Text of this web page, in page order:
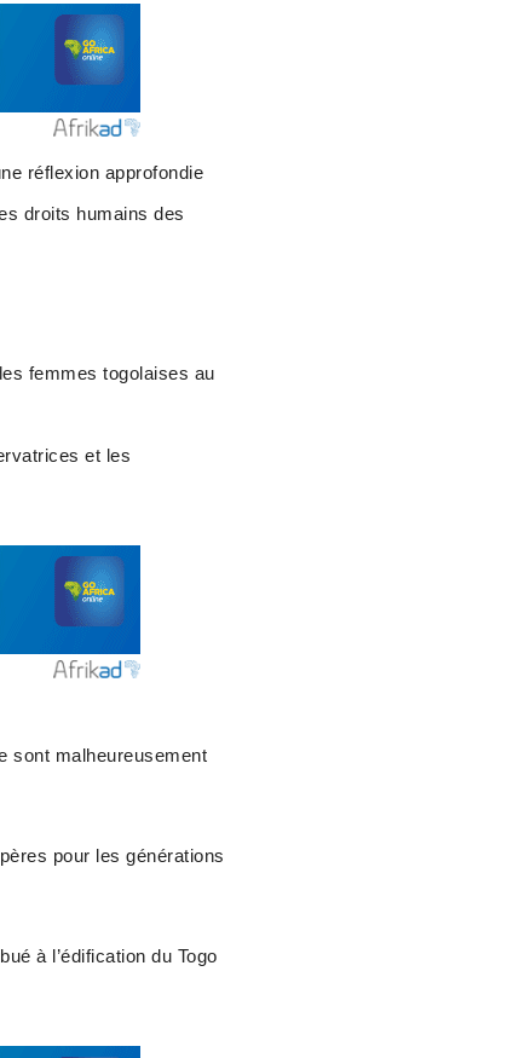
réflexion approfondie
droits humains des
femmes togolaises au
et les
sont malheureusement
pour les générations
à l’édification du Togo